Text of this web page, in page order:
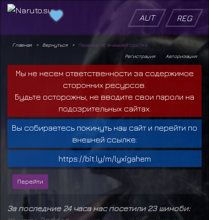
AUT REG
Главная Вернуться
Переход по внешней ссылке
Авторизация
Регистрация
Мы не несем ответственности за содержимое
сторонних ресурсов.
Будьте осторожны, не вводите свои пароли на
подозрительных сайтах.
Вы собираетесь покинуть наш сайт и перейти по
внешней ссылке:
https://bit.ly/m/lyxigahem
За последние 24 часа нас посетили 23 шиноби: